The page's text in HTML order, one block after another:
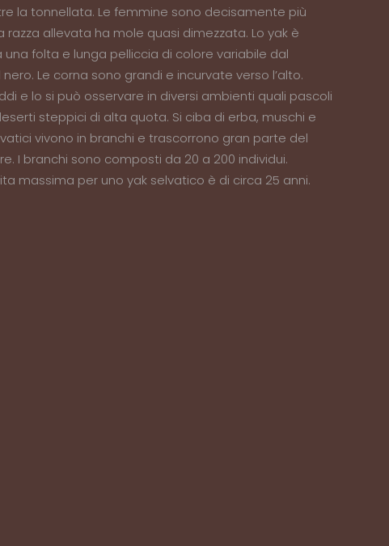
la tonnellata. Le femmine sono decisamente più
razza allevata ha mole quasi dimezzata. Lo yak è
folta e lunga pelliccia di colore variabile dal
Le corna sono grandi e incurvate verso l’alto.
e lo si può osservare in diversi ambienti quali pascoli
steppici di alta quota. Si ciba di erba, muschi e
vivono in branchi e trascorrono gran parte del
I branchi sono composti da 20 a 200 individui.
massima per uno yak selvatico è di circa 25 anni.